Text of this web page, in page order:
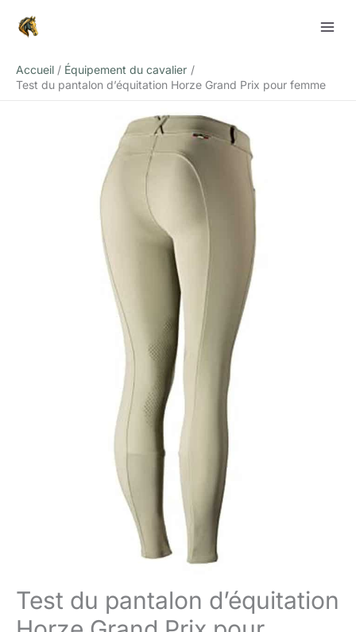
Accueil
Équipement du cavalier
Test du pantalon d’équitation Horze Grand Prix pour femme
Test du pantalon d’équitation